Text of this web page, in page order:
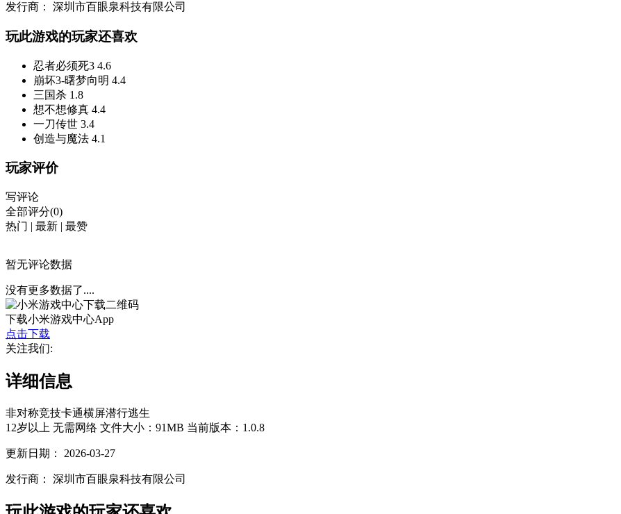
发行商： 深圳市百眼泉科技有限公司
玩此游戏的玩家还喜欢
忍者必须死3 4.6
崩坏3-曙梦向明 4.4
三国杀 1.8
想不想修真 4.4
一刀传世 3.4
创造与魔法 4.1
玩家评价
写评论
全部评分(0)
热门 | 最新 | 最赞
暂无评论数据
没有更多数据了....
下载小米游戏中心App
点击下载
关注我们:
详细信息
非对称竞技卡通横屏潜行逃生
12岁以上 无需网络 文件大小：91MB 当前版本：1.0.8
更新日期： 2026-03-27
发行商： 深圳市百眼泉科技有限公司